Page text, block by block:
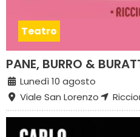
Teatro
PANE, BURRO &
Lunedì 10 agosto
Viale San Lorenzo